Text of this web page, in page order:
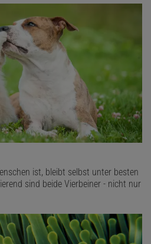
ist, bleibt selbst unter besten
sind beide Vierbeiner - nicht nur